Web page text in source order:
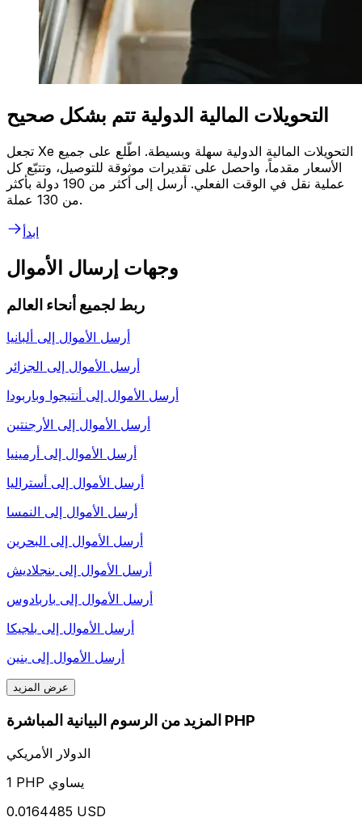
التحويلات المالية الدولية تتم بشكل صحيح
تجعل Xe التحويلات المالية الدولية سهلة وبسيطة. اطّلع على جميع
الأسعار مقدماً، واحصل على تقديرات موثوقة للتوصيل، وتتبّع كل
عملية نقل في الوقت الفعلي. أرسل إلى أكثر من 190 دولة بأكثر
من 130 عملة.
ابدأ
وجهات إرسال الأموال
ربط لجميع أنحاء العالم
أرسل الأموال إلى ألبانيا
أرسل الأموال إلى الجزائر
أرسل الأموال إلى أنتيجوا وباربودا
أرسل الأموال إلى الأرجنتين
أرسل الأموال إلى أرمينيا
أرسل الأموال إلى أستراليا
أرسل الأموال إلى النمسا
أرسل الأموال إلى البحرين
أرسل الأموال إلى بنجلاديش
أرسل الأموال إلى باربادوس
أرسل الأموال إلى بلجيكا
أرسل الأموال إلى بنين
عرض المزيد
المزيد من الرسوم البيانية المباشرة PHP
الدولار الأمريكي
1 PHP يساوي
0.0164485 USD